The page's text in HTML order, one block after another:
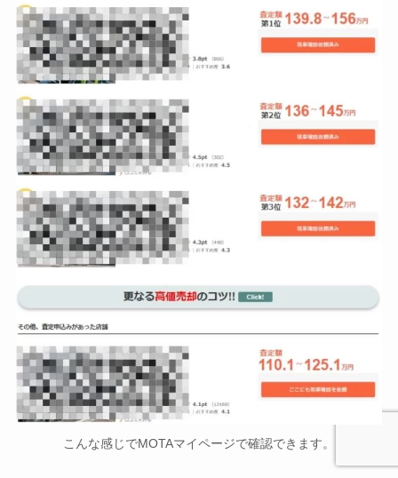
こんな感じでMOTAマイページで確認できます。